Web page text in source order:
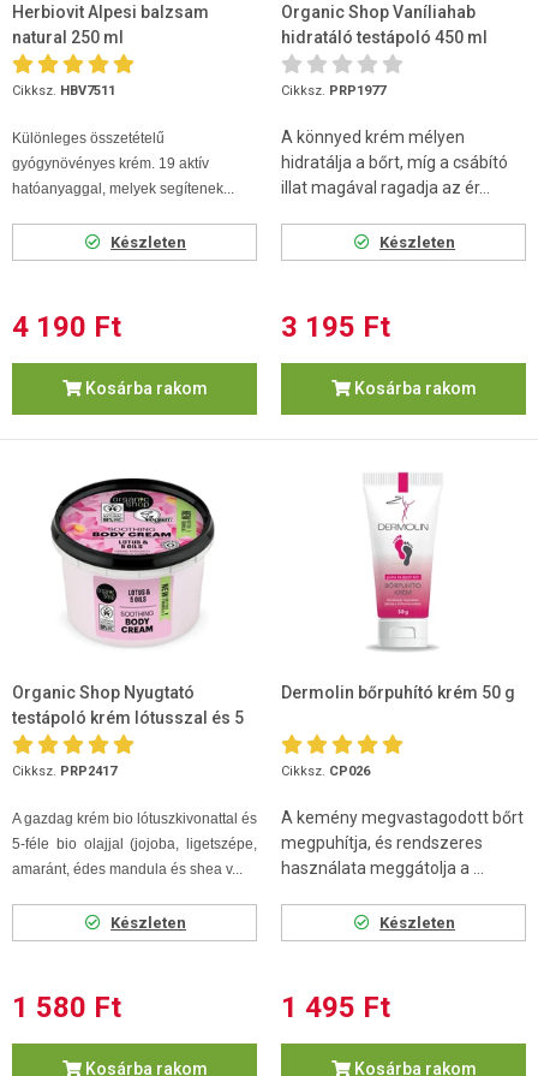
Herbiovit Alpesi balzsam
natural 250 ml
Cikksz. HBV7511
Különleges összetételű
gyógynövényes krém. 19 aktív
hatóanyaggal, melyek segítenek...
Készleten
4 190 Ft
Kosárba rakom
Organic Shop Vaníliahab
hidratáló testápoló 450 ml
Cikksz. PRP1977
A könnyed krém mélyen
hidratálja a bőrt, míg a csábító
illat magával ragadja az ér...
Készleten
3 195 Ft
Kosárba rakom
Organic Shop Nyugtató
testápoló krém lótusszal és 5
olajjal 250 ml
Cikksz. PRP2417
A gazdag krém bio lótuszkivonattal és
5-féle bio olajjal (jojoba, ligetszépe,
amaránt, édes mandula és shea v...
Készleten
1 580 Ft
Kosárba rakom
Dermolin bőrpuhító krém 50 g
Cikksz. CP026
A kemény megvastagodott bőrt
megpuhítja, és rendszeres
használata meggátolja a ...
Készleten
1 495 Ft
Kosárba rakom